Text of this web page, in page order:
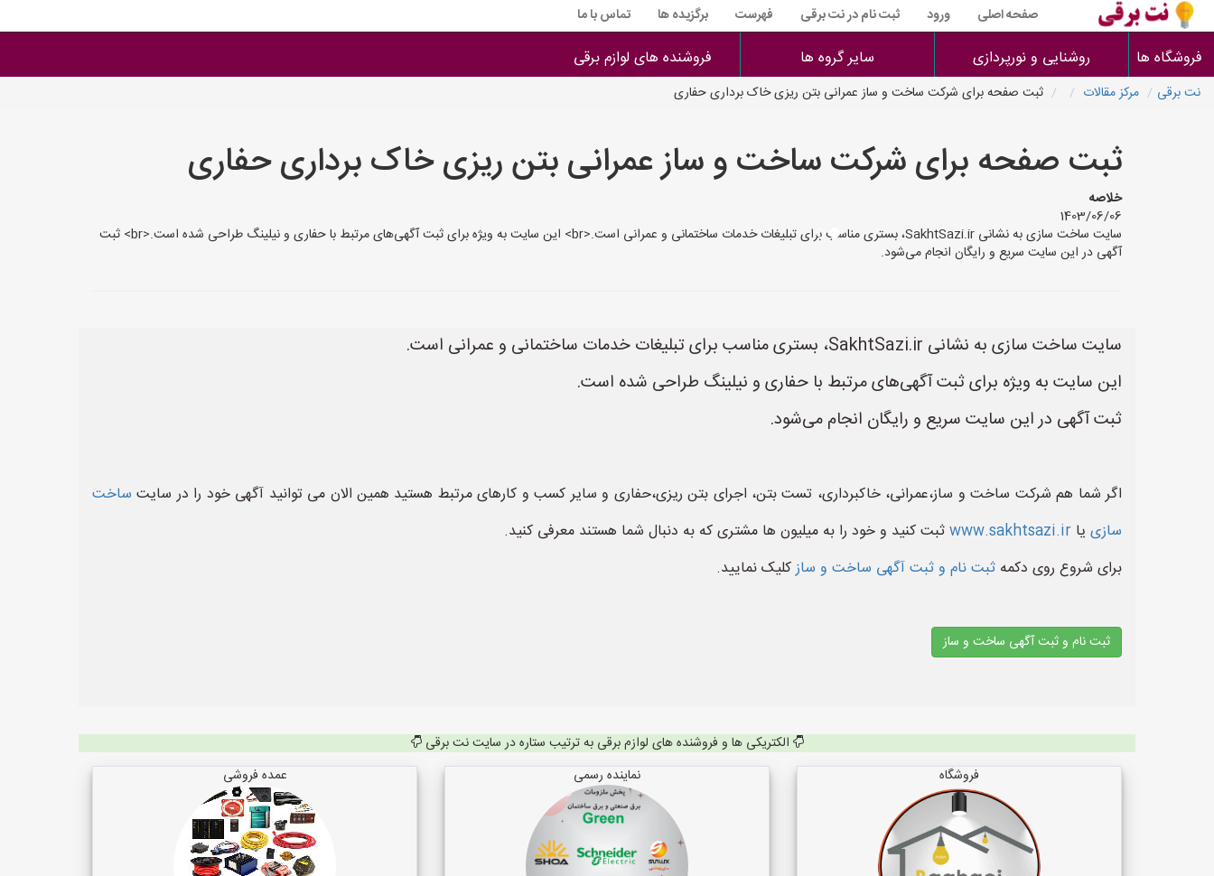
صفحه اصلی ورود ثبت نام در نت برقی فهرست برگزیده ها تماس با ما
فروشگاه ها روشنایی و نورپردازی سایر گروه ها فروشنده های لوازم برقی
نت برقی مرکز مقالات ثبت صفحه برای شرکت ساخت و ساز عمرانی بتن ریزی خاک برداری حفاری
ثبت صفحه برای شرکت ساخت و ساز عمرانی بتن ریزی خاک برداری حفاری
خلاصه
1403/06/06
سایت ساخت سازی به نشانی SakhtSazi.ir، بستری مناسب برای تبلیغات خدمات ساختمانی و عمرانی است.<br> این سایت به ویژه برای ثبت آگهی‌های مرتبط با حفاری و نیلینگ طراحی شده است.<br> ثبت
آگهی در این سایت سریع و رایگان انجام می‌شود.
سایت ساخت سازی به نشانی SakhtSazi.ir، بستری مناسب برای تبلیغات خدمات ساختمانی و عمرانی است.
این سایت به ویژه برای ثبت آگهی‌های مرتبط با حفاری و نیلینگ طراحی شده است.
ثبت آگهی در این سایت سریع و رایگان انجام می‌شود.
اگر شما هم شرکت ساخت و ساز،عمرانی، خاکبرداری، تست بتن، اجرای بتن ریزی،حفاری و سایر کسب و کارهای مرتبط هستید همین الان می توانید آگهی خود را در سایت ساخت
سازی یا www.sakhtsazi.irثبت کنید و خود را به میلیون ها مشتری که به دنبال شما هستند معرفی کنید.
برای شروع روی دکمه ثبت نام و ثبت آگهی ساخت و سازکلیک نمایید.
ثبت نام و ثبت آگهی ساخت و ساز
الکتریکی ها و فروشنده های لوازم برقی به ترتیب ستاره در سایت نت برقی
فروشگاه
نماینده رسمی عمده فروشی